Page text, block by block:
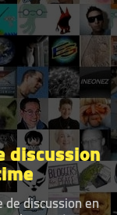
discussion
discussion en